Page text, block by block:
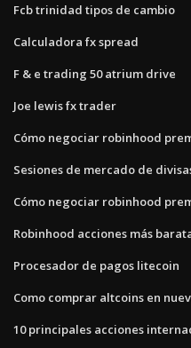
Fcb trinidad tipos de cambio
Calculadora fx spread
F & e trading 50 atrium drive
Joe lewis fx trader
Cómo negociar robinhood
Sesiones de mercado de
Cómo negociar robinhood
Robinhood acciones más
Procesador de pagos litecoin
Como comprar altcoins en
10 principales acciones